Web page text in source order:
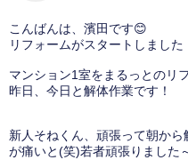
こんばんは、濱田です😊
リフォームがスタートしました
マンション1室をまるっとのリ
昨日、今日と解体作業です！
新人そねくん、頑張って朝か
が痛いと(笑)若者頑張りました